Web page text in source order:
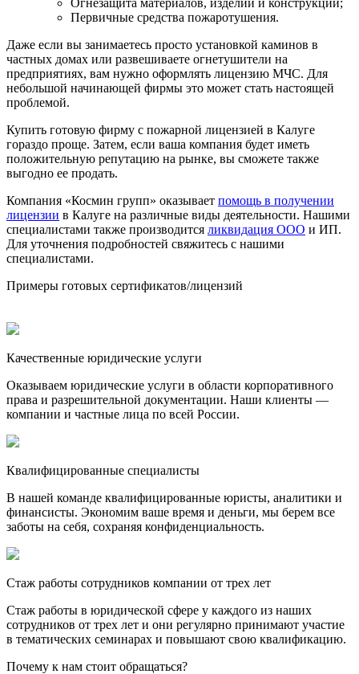
Первичные средства пожаротушения.
Даже если вы занимаетесь просто установкой каминов в
частных домах или развешиваете огнетушители на
предприятиях, вам нужно оформлять лицензию МЧС. Для
небольшой начинающей фирмы это может стать настоящей
проблемой.
Купить готовую фирму с пожарной лицензией в Калуге
гораздо проще. Затем, если ваша компания будет иметь
положительную репутацию на рынке, вы сможете также
выгодно ее продать.
Компания «Космин групп» оказывает помощь в получении
лицензии в Калуге на различные виды деятельности. Нашими
специалистами также производится ликвидация ООО и ИП.
Для уточнения подробностей свяжитесь с нашими
специалистами.
Примеры готовых сертификатов/лицензий
Качественные юридические услуги
Оказываем юридические услуги в области корпоративного
права и разрешительной документации. Наши клиенты —
компании и частные лица по всей России.
Квалифицированные специалисты
В нашей команде квалифицированные юристы, аналитики и
финансисты. Экономим ваше время и деньги, мы берем все
заботы на себя, сохраняя конфиденциальность.
Стаж работы сотрудников компании от трех лет
Стаж работы в юридической сфере у каждого из наших
сотрудников от трех лет и они регулярно принимают участие
в тематических семинарах и повышают свою квалификацию.
Почему к нам стоит обращаться?